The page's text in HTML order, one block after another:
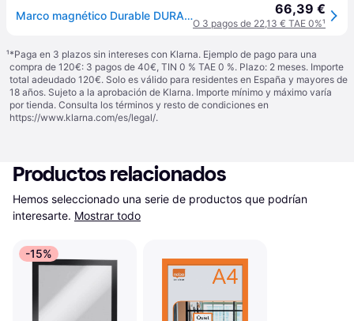
Marco magnético Durable DURAFRAME MAGNETIC A4 naranja 5 piezas 66,39 €
O 3 pagos de 22,13 € TAE 0%¹
¹*Paga en 3 plazos sin intereses con Klarna. Ejemplo de pago para una
compra de 120€: 3 pagos de 40€, TIN 0 % TAE 0 %. Plazo: 2 meses. Importe
total adeudado 120€. Solo es válido para residentes en España y mayores de
18 años. Sujeto a la aprobación de Klarna. Importe mínimo y máximo varía
por tienda. Consulta los términos y resto de condiciones en
https://www.klarna.com/es/legal/.
Productos relacionados
Hemos seleccionado una serie de productos que podrían
interesarte. Mostrar todo
-15%